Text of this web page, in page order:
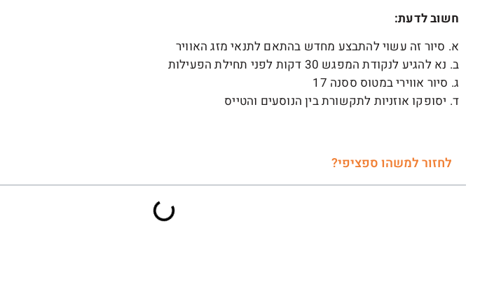
חשוב לדעת:
א. סיור זה עשוי להתבצע מחדש בהתאם לתנאי מזג האוויר
ב. נא להגיע לנקודת המפגש 30 דקות לפני תחילת הפעילות
ג. סיור אווירי במטוס ססנה 17
ד. יסופקו אוזניות לתקשורת בין הנוסעים והטייס
לחזור למשהו ספציפי?